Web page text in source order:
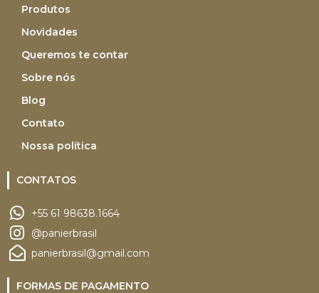
Produtos
Novidades
Queremos te contar
Sobre nós
Blog
Contato
Nossa política
CONTATOS
+55 61 98638.1664
@panierbrasil
panierbrasil@gmail.com
FORMAS DE PAGAMENTO